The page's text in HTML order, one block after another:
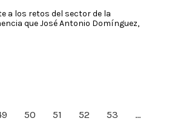
a los retos del sector de la
que José Antonio Domínguez,
50 51 52 53
…